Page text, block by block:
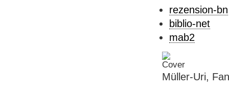
rezension-bn
biblio-net
mab2
Müller-Uri,